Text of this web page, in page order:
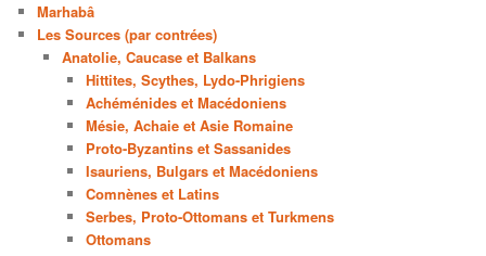
Marhabâ
Les Sources (par contrées)
Anatolie, Caucase et Balkans
Hittites, Scythes, Lydo-Phrigiens
Achéménides et Macédoniens
Mésie, Achaie et Asie Romaine
Proto-Byzantins et Sassanides
Isauriens, Bulgars et Macédoniens
Comnènes et Latins
Serbes, Proto-Ottomans et Turkmens
Ottomans